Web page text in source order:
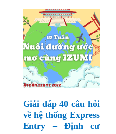
Giải đáp 40 câu hỏi
về hệ thống Express
Entry – Định cư